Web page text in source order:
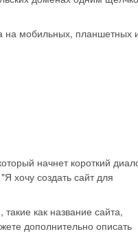
на мобильных, планшетных
начнет короткий
хочу создать сайт для
как название сайта,
дополнительно описать